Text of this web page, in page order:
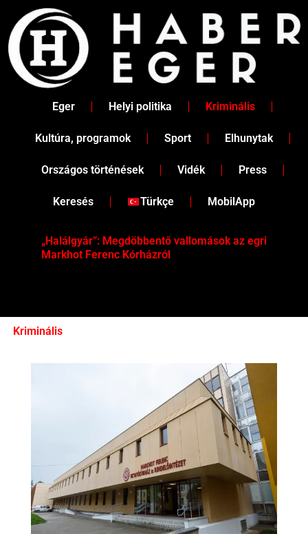
content
Eger Helyi politika Kriminális
Kultúra, programok Sport Elhunytak
Országos történések Vidék Press
Keresés Türkçe MobilApp
„Halálgyár”: Megdöbbentő vallomások az egri
Markhot Ferenc Kórházról
Kriminális